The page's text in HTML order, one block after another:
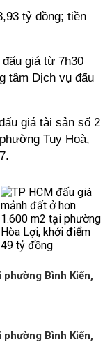
tỷ đồng; tiền
giá từ 7h30
tâm Dịch vụ đấu
giá tài sản số 2
Tuy Hoà,
phường Bình Kiến,
phường Bình Kiến,